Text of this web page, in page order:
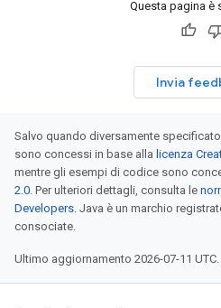
Questa pagina è
Invia
Salvo quando diversamente
sono concessi in base alla licenza
mentre gli esempi di codice sono
2.0. Per ulteriori dettagli, consulta le
Developers. Java è un marchio
consociate.
Ultimo aggiornamento 2026-07-11 UTC.